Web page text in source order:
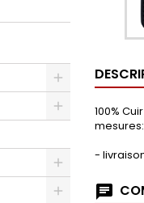
100%
mesures:
-